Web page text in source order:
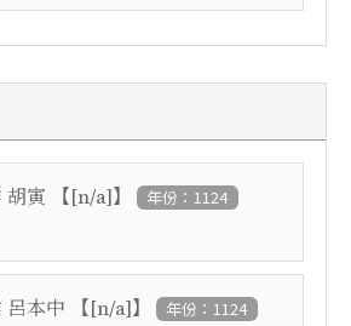
胡寅 【[n/a]】 年份：1124
呂本中 【[n/a]】 年份：1124